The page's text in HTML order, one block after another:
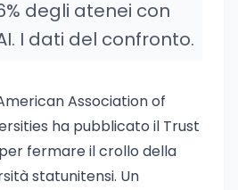
degli atenei con
I dati del confronto.
Association of
ha pubblicato il Trust
fermare il crollo della
statunitensi. Un